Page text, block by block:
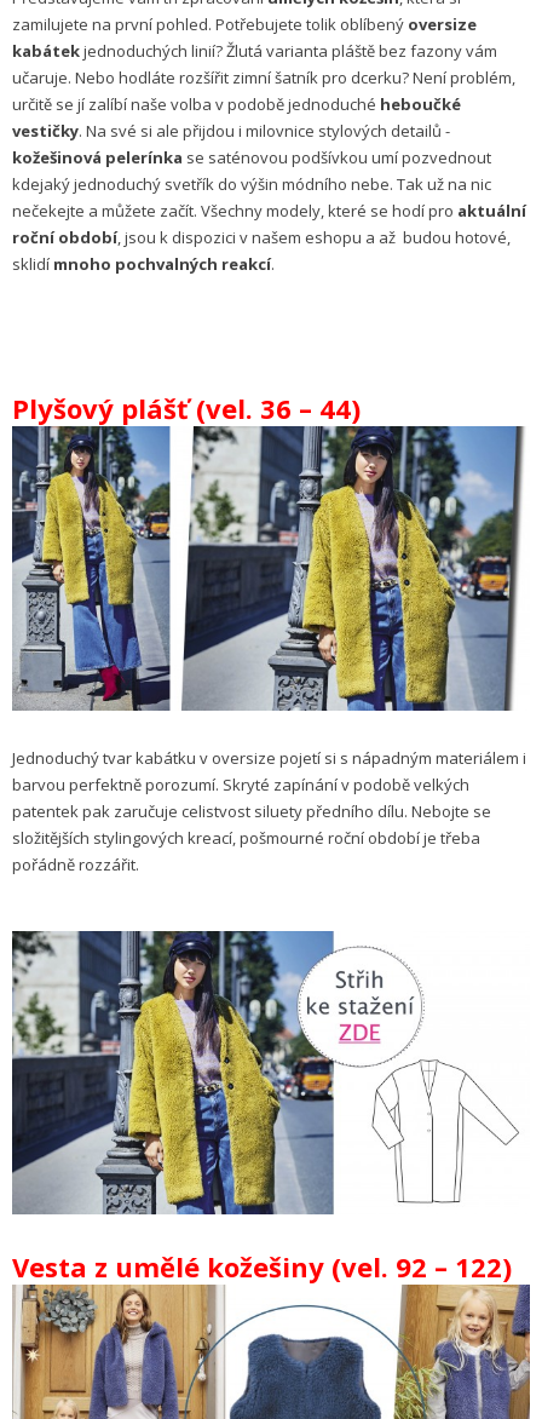
zamilujete na první pohled. Potřebujete tolik oblíbený oversize
kabátekjednoduchých linií? Žlutá varianta pláště bez fazony vám
učaruje. Nebo hodláte rozšířit zimní šatník pro dcerku? Není problém,
určitě se jí zalíbí naše volba v podobě jednoduché heboučké
vestičky. Na své si ale přijdou i milovnice stylových detailů -
kožešinová pelerínka se saténovou podšívkou umí pozvednout
kdejaký jednoduchý svetřík do výšin módního nebe. Tak už na nic
nečekejte a můžete začít. Všechny modely, které se hodí pro aktuální
roční období, jsou k dispozici v našem eshopu a až budou hotové,
sklidí mnoho pochvalných reakcí.
Plyšový plášť (vel. 36 – 44)
Jednoduchý tvar kabátku v oversize pojetí si s nápadným materiálem i
barvou perfektně porozumí. Skryté zapínání v podobě velkých
patentek pak zaručuje celistvost siluety předního dílu. Nebojte se
složitějších stylingových kreací, pošmourné roční období je třeba
pořádně rozzářit.
Vesta z umělé kožešiny (vel. 92 – 122)